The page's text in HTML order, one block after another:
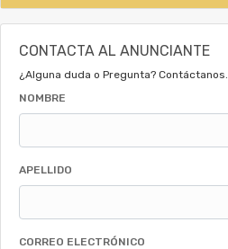
CONTACTA AL ANUNCIANTE
¿Alguna duda o Pregunta? Contáctanos.
NOMBRE
APELLIDO
CORREO ELECTRÓNICO